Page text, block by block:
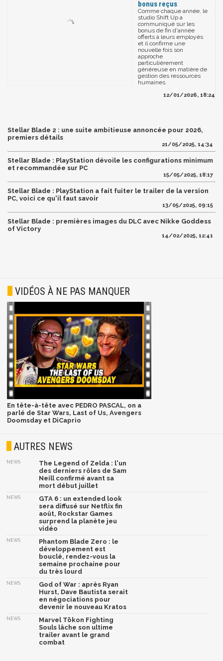
bonus reçus
Comme chaque année, le
studio Shift Up a
communiqué sur les
bonus de fin d'année
offerts à leurs employés
et il confirme une
nouvelle fois son
approche
particulièrement
généreuse en matière de
gestion des ressources
humaines.
12/01/2026, 18:24
Stellar Blade 2 : une suite ambitieuse annoncée pour 2026,
premiers détails
21/05/2025, 14:34
Stellar Blade : PlayStation dévoile les configurations minimum
et recommandée sur PC
15/05/2025, 18:17
Stellar Blade : PlayStation a fait fuiter le trailer de la version
PC, voici ce qu'il faut savoir
13/05/2025, 09:15
Stellar Blade : premières images du DLC avec Nikke Goddess
of Victory
14/02/2025, 12:41
VIDÉOS À NE PAS MANQUER
En tête-à-tête avec PEDRO PASCAL, on a
parlé de Star Wars, Last of Us, Avengers
Doomsday et DiCaprio
AUTRES NEWS
NEWS
The Legend of Zelda : l'un
des derniers rôles de Sam
Neill confirmé avant sa
mort début juillet
NEWS
GTA 6 : un extended look
sera diffusé sur Netflix fin
août, Rockstar Games
surprend la planète jeu
vidéo
NEWS
Phantom Blade Zero : le
développement est
bouclé, rendez-vous la
semaine prochaine pour
du très lourd
NEWS
God of War : après Ryan
Hurst, Dave Bautista serait
en négociations pour
devenir le nouveau Kratos
NEWS
Marvel Tōkon Fighting
Souls lâche son ultime
trailer avant le grand
combat